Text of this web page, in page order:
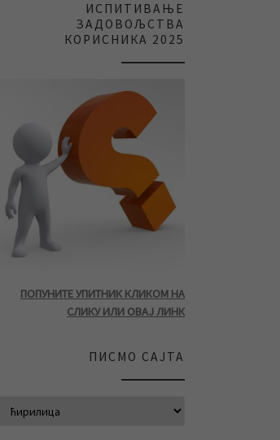
ИСПИТИВАЊЕ
ЗАДОВОЉСТВА
КОРИСНИКА 2025
ПОПУНИТЕ УПИТНИК КЛИКОМ НА
СЛИКУ ИЛИ ОВАЈ ЛИНК
ПИСМО САЈТА